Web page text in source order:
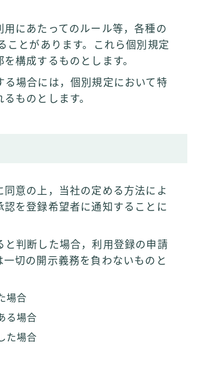
にあたってのルール等，各種の
ことがあります。これら個別規定
構成するものとします。
場合には，個別規定において特
ものとします。
意の上，当社の定める方法によ
を登録希望者に通知することに
判断した場合，利用登録の申請
切の開示義務を負わないものと
場合
る場合
た場合